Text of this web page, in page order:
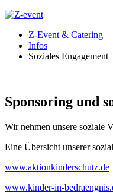
Z-Event & Catering
Infos
Soziales Engagement
Sponsoring und
Wir nehmen unsere soziale
Eine Übersicht unserer
www.aktionkinderschutz.de
www.kinder-in-